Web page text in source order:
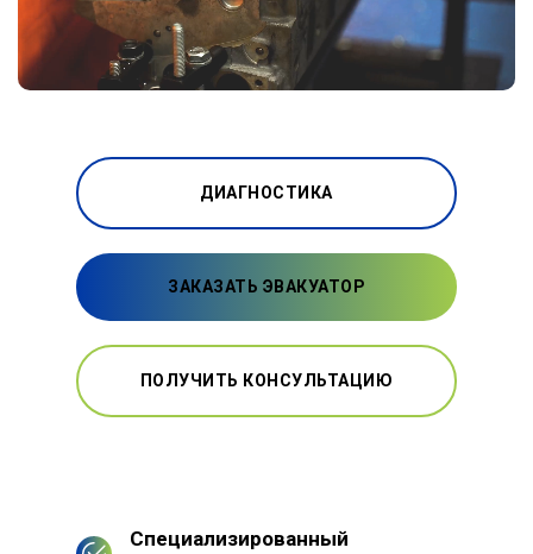
ДИАГНОСТИКА
ЗАКАЗАТЬ ЭВАКУАТОР
ПОЛУЧИТЬ КОНСУЛЬТАЦИЮ
Специализированный